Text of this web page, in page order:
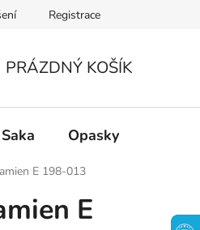
Obchodní podmínky
Registrace
PRÁZDNÝ KOŠÍK
Saka Opasky
E 198-013
E